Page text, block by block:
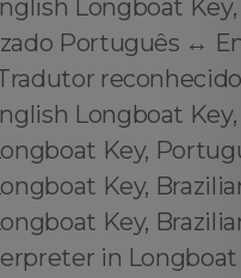
Longboat Key,
Português ↔️
reconhecido
Longboat Key,
Key,
Key,
Key,
in Longboat